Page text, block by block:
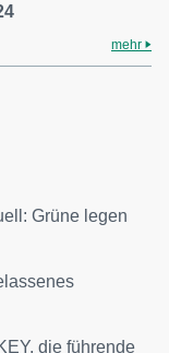
mehr
Grüne legen
die führende